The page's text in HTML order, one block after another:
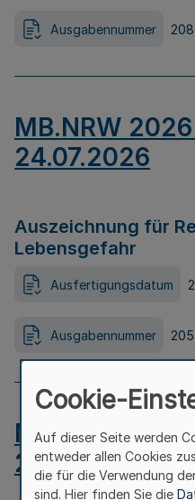
Ausgabennummer 208
MB.NRW
24.07.2026
Auszeichnung für
Lebensgefahr
Ausfertigungsdatum
Ausgabennummer 205
MB.NRW
24.07.2026
Cookie-
Auf dieser Seite werden
entweder allen Cookies
die für die Verwendung
sind. Hier finden Sie die